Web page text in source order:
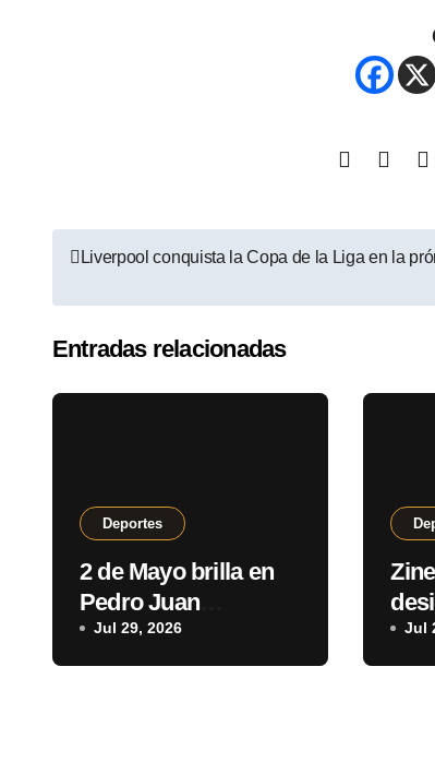
Liverpool conquista la Copa de la Liga en la
Entradas relacionadas
Deportes
2 de Mayo brilla en
Pedro Juan
Caballero y
consolida un
Jul 29, 2026 Jul